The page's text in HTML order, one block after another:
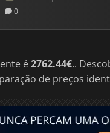
0
é2762.44€..
de preços